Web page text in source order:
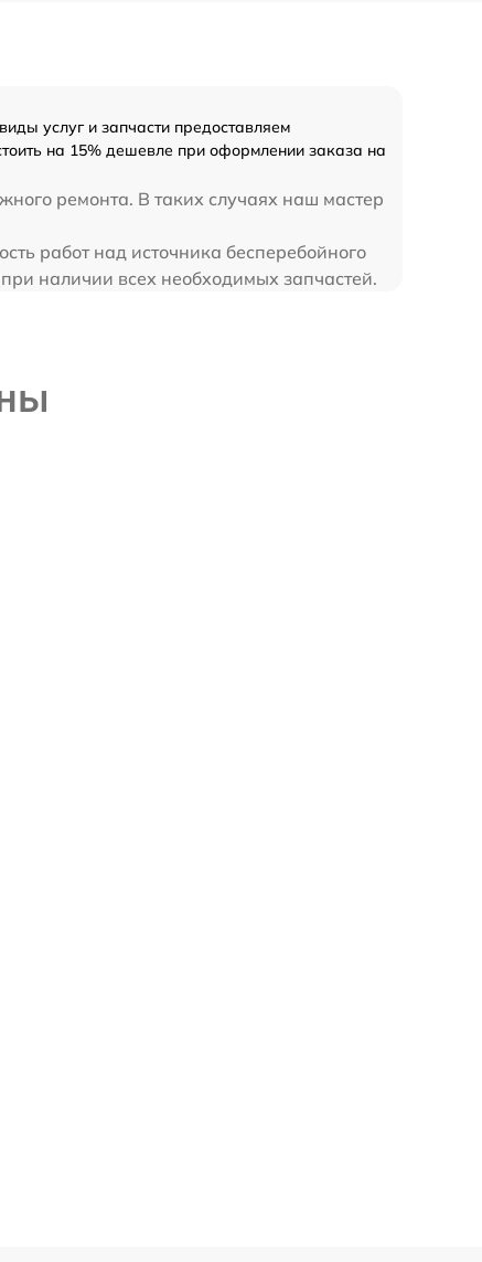
услуг и запчасти предоставляем
на 15% дешевле при оформлении заказа на
ремонта. В таких случаях наш мастер
работ над источника бесперебойного
наличии всех необходимых запчастей.